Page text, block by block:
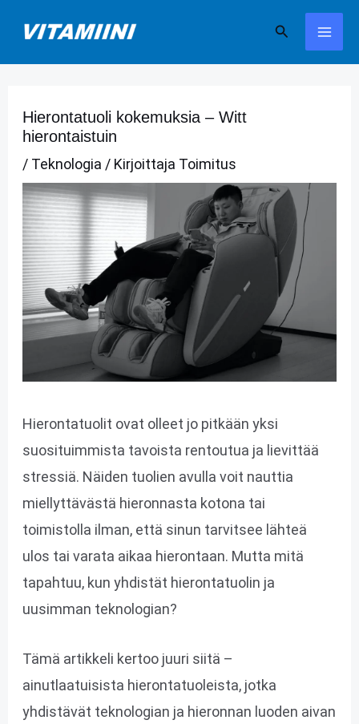
sisältöön
Hae
Hierontatuoli kokemuksia – Witt
hierontaistuin
/ Teknologia / Kirjoittaja Toimitus
Hierontatuolit ovat olleet jo pitkään yksi
suosituimmista tavoista rentoutua ja lievittää
stressiä. Näiden tuolien avulla voit nauttia
miellyttävästä hieronnasta kotona tai
toimistolla ilman, että sinun tarvitsee lähteä
ulos tai varata aikaa hierontaan. Mutta mitä
tapahtuu, kun yhdistät hierontatuolin ja
uusimman teknologian?
Tämä artikkeli kertoo juuri siitä –
ainutlaatuisista hierontatuoleista, jotka
yhdistävät teknologian ja hieronnan luoden aivan